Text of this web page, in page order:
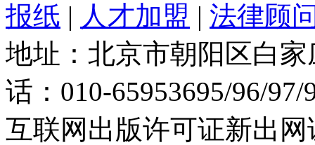
报纸 | 人才加盟 | 法律顾
地址：北京市朝阳区白
话：010-65953695/96/
互联网出版许可证新出